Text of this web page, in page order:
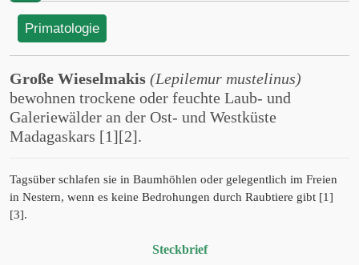
Primatologie
Große Wieselmakis (Lepilemur mustelinus)
bewohnen trockene oder feuchte Laub- und
Galeriewälder an der Ost- und Westküste
Madagaskars [1][2].
Tagsüber schlafen sie in Baumhöhlen oder gelegentlich im Freien
in Nestern, wenn es keine Bedrohungen durch Raubtiere gibt [1]
[3].
Steckbrief